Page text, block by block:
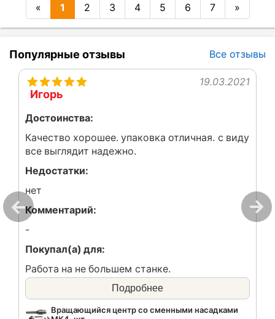
« 1 2 3 4 5 6 7 »
Популярные отзывы Все отзывы
19.03.2021
Игорь
Достоинства:
Качество хорошее. упаковка отличная. с виду
все выглядит надежно.
Недостатки:
нет
Комментарий:
-
Покупал(а) для:
Работа на не большем станке.
Подробнее
Вращающийся центр со сменными насадками